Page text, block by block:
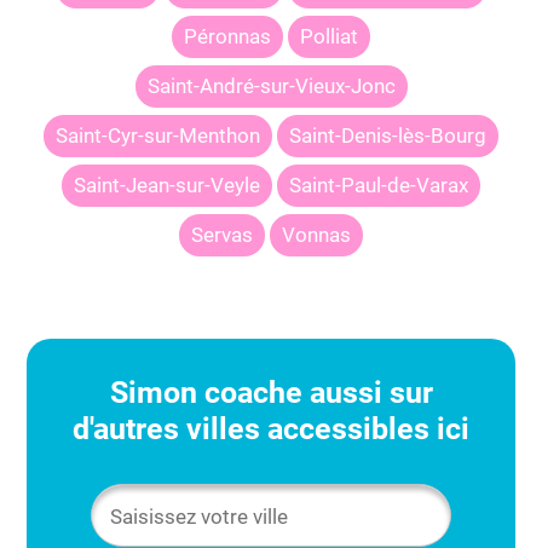
Péronnas Polliat
Saint-André-sur-Vieux-Jonc
Saint-Cyr-sur-Menthon Saint-Denis-lès-Bourg
Saint-Jean-sur-Veyle Saint-Paul-de-Varax
Servas Vonnas
Simon coache aussi sur
d'autres villes accessibles ici